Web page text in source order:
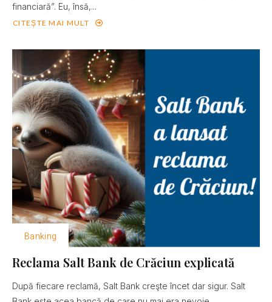
financiară”. Eu, însă,...
CITEȘTE MAI MULT
Banking
Reclama Salt Bank de Crăciun explicată
După fiecare reclamă, Salt Bank creşte încet dar sigur. Salt